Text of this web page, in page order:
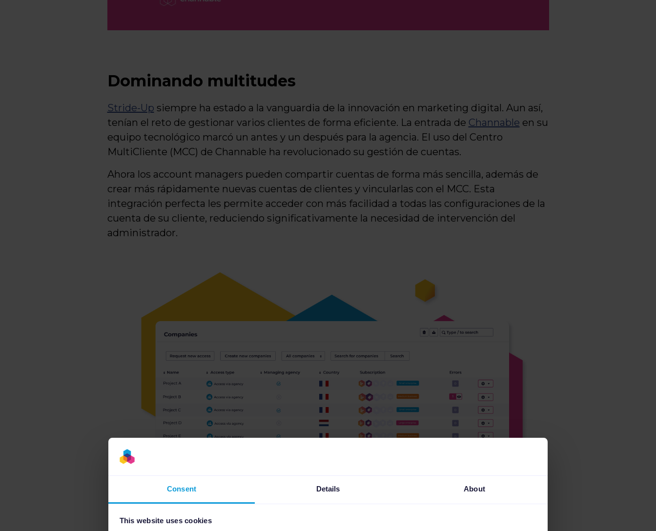
Consent Details About
This website uses cookies
Dominando multitudes
Stride-Up siempre ha estado a la vanguardia de la innovación en marketing digital. Aun así,
tenían el reto de gestionar varios clientes de forma eficiente. La entrada de Channable en su
equipo tecnológico marcó un antes y un después para la agencia. El uso del Centro
MultiCliente (MCC) de Channable ha revolucionado su gestión de cuentas.
Ahora los account managers pueden compartir cuentas de forma más sencilla, además de
crear más rápidamente nuevas cuentas de clientes y vincularlas con el MCC. Esta
integración perfecta les permite acceder con más facilidad a todas las configuraciones de la
cuenta de su cliente, reduciendo significativamente la necesidad de intervención del
administrador.